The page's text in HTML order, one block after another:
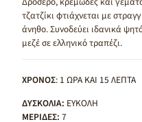
τζατζίκι φτιάχνεται με
άνηθο. Συνοδεύει ιδανικά
μεζέ σε ελληνικό τραπέζι.
ΧΡΟΝΟΣ: 1 ΩΡΑ ΚΑΙ 15 ΛΕΠΤΑ
ΔΥΣΚΟΛΙΑ: ΕΥΚΟΛΗ
ΜΕΡΙΔΕΣ: 7